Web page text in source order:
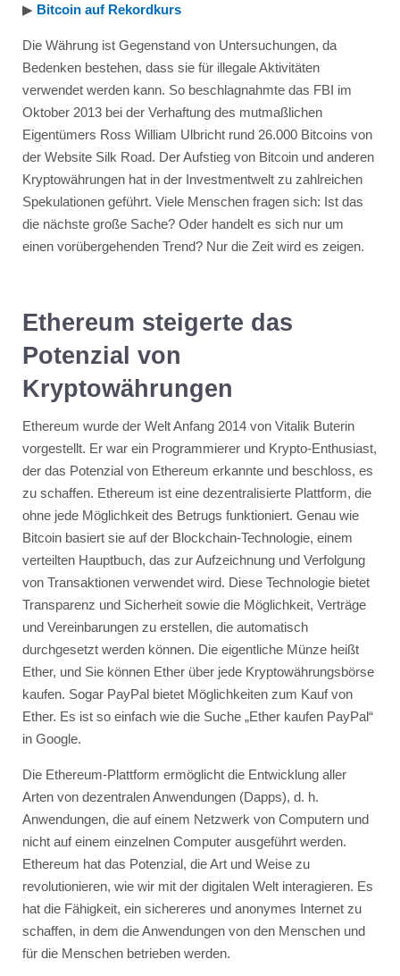
▶︎ Bitcoin auf Rekordkurs
Die Währung ist Gegenstand von Untersuchungen, da
Bedenken bestehen, dass sie für illegale Aktivitäten
verwendet werden kann. So beschlagnahmte das FBI im
Oktober 2013 bei der Verhaftung des mutmaßlichen
Eigentümers Ross William Ulbricht rund 26.000 Bitcoins von
der Website Silk Road. Der Aufstieg von Bitcoin und anderen
Kryptowährungen hat in der Investmentwelt zu zahlreichen
Spekulationen geführt. Viele Menschen fragen sich: Ist das
die nächste große Sache? Oder handelt es sich nur um
einen vorübergehenden Trend? Nur die Zeit wird es zeigen.
Ethereum steigerte das
Potenzial von
Kryptowährungen
Ethereum wurde der Welt Anfang 2014 von Vitalik Buterin
vorgestellt. Er war ein Programmierer und Krypto-Enthusiast,
der das Potenzial von Ethereum erkannte und beschloss, es
zu schaffen. Ethereum ist eine dezentralisierte Plattform, die
ohne jede Möglichkeit des Betrugs funktioniert. Genau wie
Bitcoin basiert sie auf der Blockchain-Technologie, einem
verteilten Hauptbuch, das zur Aufzeichnung und Verfolgung
von Transaktionen verwendet wird. Diese Technologie bietet
Transparenz und Sicherheit sowie die Möglichkeit, Verträge
und Vereinbarungen zu erstellen, die automatisch
durchgesetzt werden können. Die eigentliche Münze heißt
Ether, und Sie können Ether über jede Kryptowährungsbörse
kaufen. Sogar PayPal bietet Möglichkeiten zum Kauf von
Ether. Es ist so einfach wie die Suche „Ether kaufen PayPal“
in Google.
Die Ethereum-Plattform ermöglicht die Entwicklung aller
Arten von dezentralen Anwendungen (Dapps), d. h.
Anwendungen, die auf einem Netzwerk von Computern und
nicht auf einem einzelnen Computer ausgeführt werden.
Ethereum hat das Potenzial, die Art und Weise zu
revolutionieren, wie wir mit der digitalen Welt interagieren. Es
hat die Fähigkeit, ein sichereres und anonymes Internet zu
schaffen, in dem die Anwendungen von den Menschen und
für die Menschen betrieben werden.